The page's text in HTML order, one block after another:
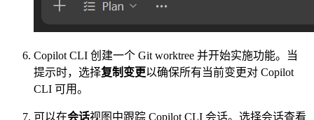
Copilot CLI 创建一个 Git worktree 并开始实施功能。当
提示时，选择复制变更以确保所有当前变更对 Copilot
CLI 可用。
可以在会话视图中跟踪 Copilot CLI 会话。选择会话查看